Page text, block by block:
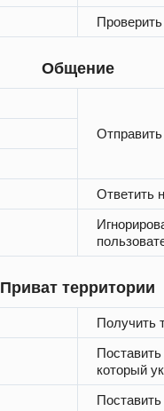
Общение
Ответить
Приват территории
Получить
который